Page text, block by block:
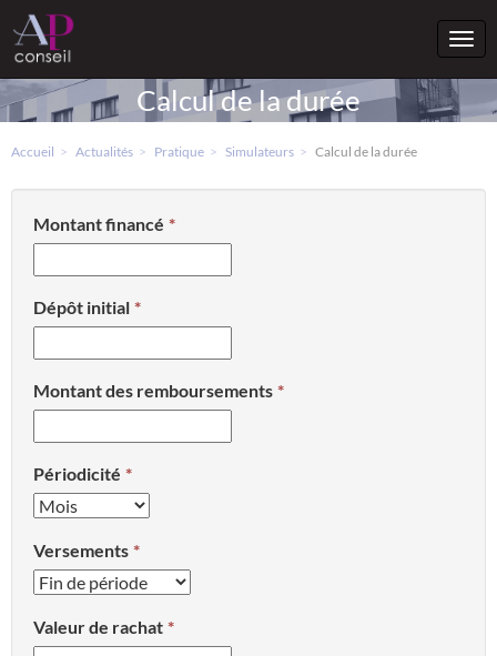
Calcul de la durée
Accueil Actualités Pratique Simulateurs Calcul de la durée
Montant financé
Dépôt initial
Montant des remboursements
Périodicité
Versements
Valeur de rachat